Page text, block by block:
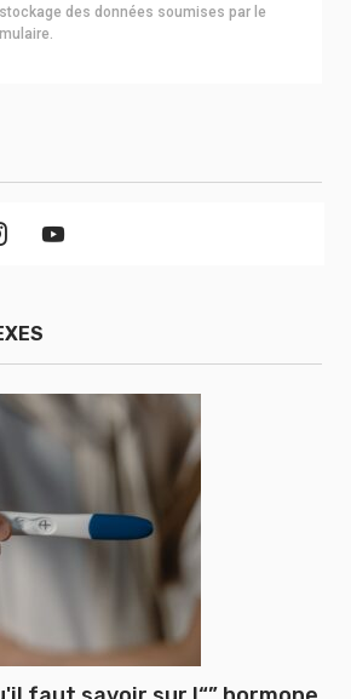
des données soumises par le